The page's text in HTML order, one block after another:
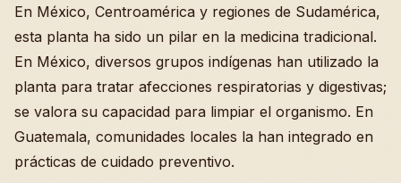
En México, Centroamérica y regiones de Sudamérica,
esta planta ha sido un pilar en la medicina tradicional.
En México, diversos grupos indígenas han utilizado la
planta para tratar afecciones respiratorias y digestivas;
se valora su capacidad para limpiar el organismo. En
Guatemala, comunidades locales la han integrado en
prácticas de cuidado preventivo.